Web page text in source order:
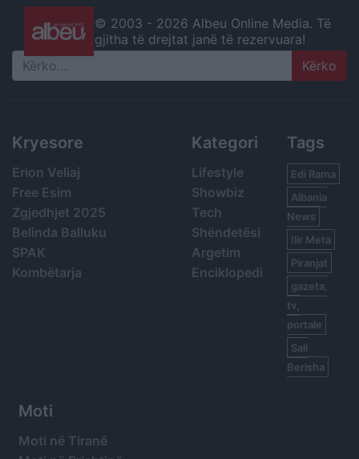
© 2003 - 2026 Albeu Online Media. Të
gjitha të drejtat janë të rezervuara!
Search
Kryesore
Erion Veliaj
Free Esim
Zgjedhjet 2025
Belinda Balluku
SPAK
Kombëtarja
Kategori
Lifestyle
Showbiz
Tech
Shëndetësi
Argetim
Enciklopedi
Tags
Edi Rama
Albania
News
Ilir Meta
Piranjat
gazeta,
tv,
portale
Sali
Berisha
Moti
Moti në Tiranë